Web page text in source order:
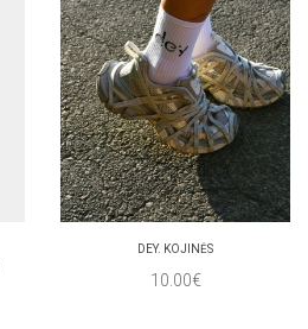
DEY. KOJINĖS
10.00€